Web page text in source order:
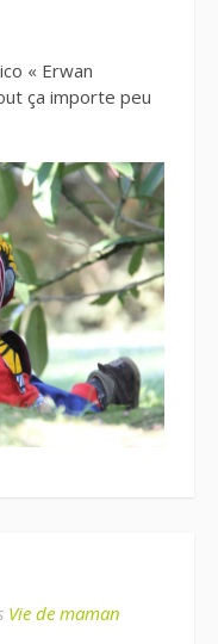
« Erwan
ça importe peu
Vie de maman